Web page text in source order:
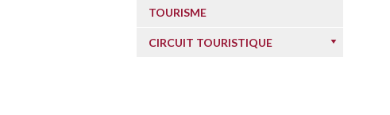
TOURISME
CIRCUIT TOURISTIQUE